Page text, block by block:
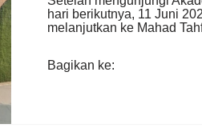
hari berikutnya, 11 Juni
melanjutkan ke Mahad
Bagikan ke: